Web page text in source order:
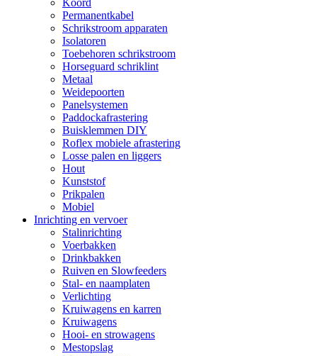
Koord
Permanentkabel
Schrikstroom apparaten
Isolatoren
Toebehoren schrikstroom
Horseguard schriklint
Metaal
Weidepoorten
Panelsystemen
Paddockafrastering
Buisklemmen DIY
Roflex mobiele afrastering
Losse palen en liggers
Hout
Kunststof
Prikpalen
Mobiel
Inrichting en vervoer
Stalinrichting
Voerbakken
Drinkbakken
Ruiven en Slowfeeders
Stal- en naamplaten
Verlichting
Kruiwagens en karren
Kruiwagens
Hooi- en strowagens
Mestopslag